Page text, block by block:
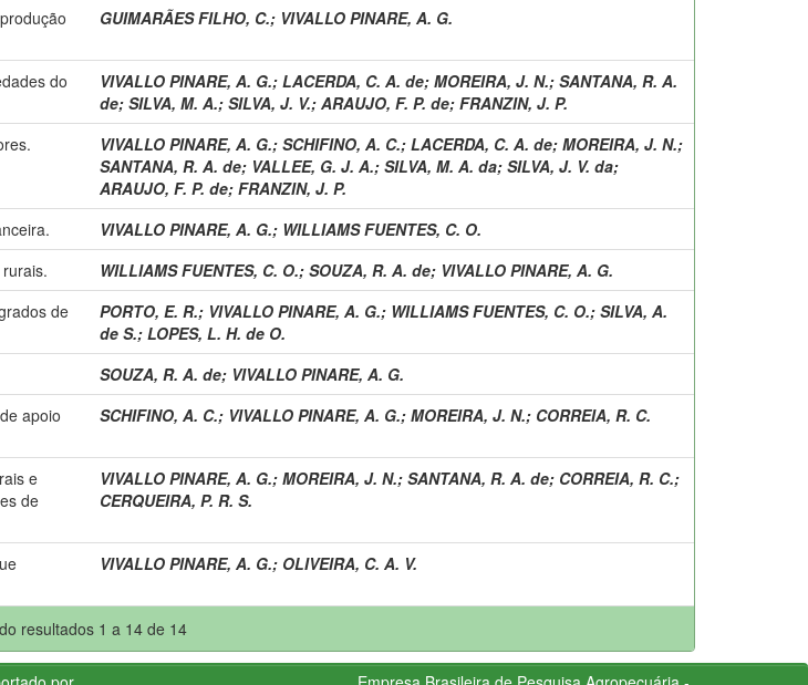
GUIMARÃES FILHO, C.; VIVALLO PINARE, A. G.
do
VIVALLO PINARE, A. G.; LACERDA, C. A. de; MOREIRA, J. N.; SANTANA, R. A.
de; SILVA, M. A.; SILVA, J. V.; ARAUJO, F. P. de; FRANZIN, J. P.
VIVALLO PINARE, A. G.; SCHIFINO, A. C.; LACERDA, C. A. de; MOREIRA, J. N.;
SANTANA, R. A. de; VALLEE, G. J. A.; SILVA, M. A. da; SILVA, J. V. da;
ARAUJO, F. P. de; FRANZIN, J. P.
VIVALLO PINARE, A. G.; WILLIAMS FUENTES, C. O.
WILLIAMS FUENTES, C. O.; SOUZA, R. A. de; VIVALLO PINARE, A. G.
de
PORTO, E. R.; VIVALLO PINARE, A. G.; WILLIAMS FUENTES, C. O.; SILVA, A.
de S.; LOPES, L. H. de O.
SOUZA, R. A. de; VIVALLO PINARE, A. G.
apoio
SCHIFINO, A. C.; VIVALLO PINARE, A. G.; MOREIRA, J. N.; CORREIA, R. C.
e
de
VIVALLO PINARE, A. G.; MOREIRA, J. N.; SANTANA, R. A. de; CORREIA, R. C.;
CERQUEIRA, P. R. S.
VIVALLO PINARE, A. G.; OLIVEIRA, C. A. V.
resultados 1 a 14 de 14